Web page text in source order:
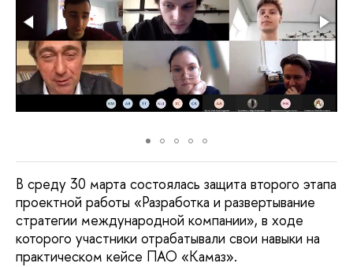
В среду 30 марта состоялась защита второго этапа
проектной работы «Разработка и развертывание
стратегии международной компании», в ходе
которого участники отрабатывали свои навыки на
практическом кейсе ПАО «Камаз».